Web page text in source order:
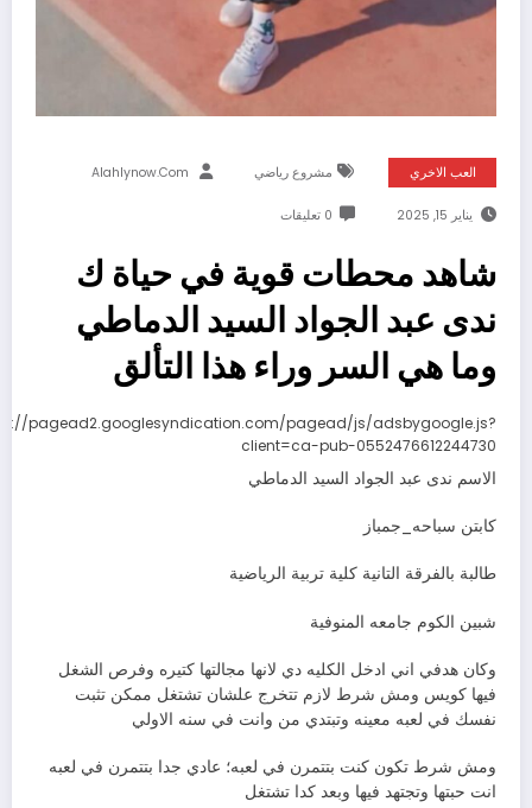
العب الاخري مشروع رياضي Alahlynow.com
يناير 15, 2025 0 تعليقات
شاهد محطات قوية في حياة ك
ندى عبد الجواد السيد الدماطي
وما هي السر وراء هذا التألق
pagead2.googlesyndication.com/pagead/js/adsbygoogle.js?
client=ca-pub-0552476612244730
الاسم ندى عبد الجواد السيد الدماطي
كابتن سباحه_جمباز
طالبة بالفرقة التانية كلية تربية الرياضية
شبين الكوم جامعه المنوفية
وكان هدفي اني ادخل الكليه دي لانها مجالتها كتيره وفرص الشغل
فيها كويس ومش شرط لازم تتخرج علشان تشتغل ممكن تثبت
نفسك في لعبه معينه وتبتدي من وانت في سنه الاولي
ومش شرط تكون كنت بتتمرن في لعبه؛ عادي جدا بتتمرن في لعبه
انت حبتها وتجتهد فيها وبعد كدا تشتغل